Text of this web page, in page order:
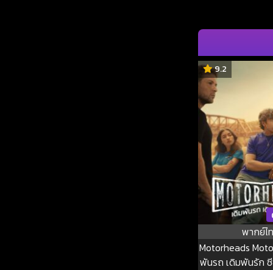
9.2
พากย์ไ
Motorheads
พันรถ เดิมพันรัก ซี